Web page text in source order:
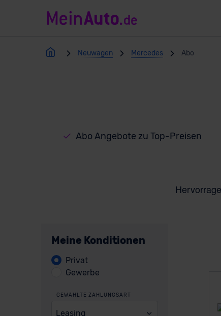
Neuwagen Mercedes Abo
Abo Angebote zu Top-Preisen
Meine Konditionen
Privat
Gewerbe
GEWÄHLTE ZAHLUNGSART
Leasing